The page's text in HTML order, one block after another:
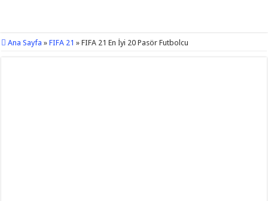
Ana Sayfa » FIFA 21 » FIFA 21 En İyi 20 Pasör Futbolcu